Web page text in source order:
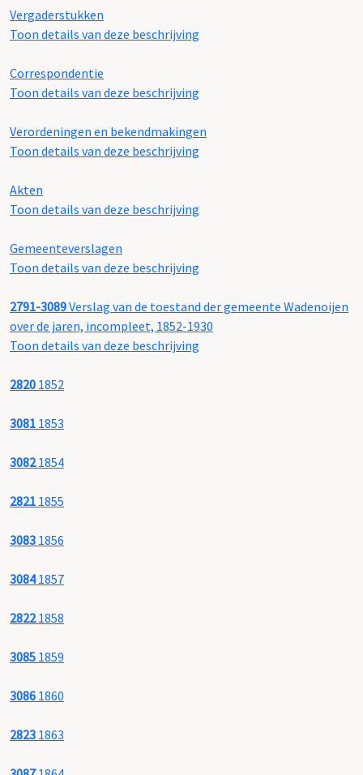
Vergaderstukken
Toon details van deze beschrijving
Correspondentie
Toon details van deze beschrijving
Verordeningen en bekendmakingen
Toon details van deze beschrijving
Akten
Toon details van deze beschrijving
Gemeenteverslagen
Toon details van deze beschrijving
2791-3089Verslag van de toestand der gemeente Wadenoijen
over de jaren, incompleet, 1852-1930
Toon details van deze beschrijving
2820 1852
3081 1853
30821854
2821 1855
3083 1856
30841857
28221858
3085 1859
3086 1860
2823 1863